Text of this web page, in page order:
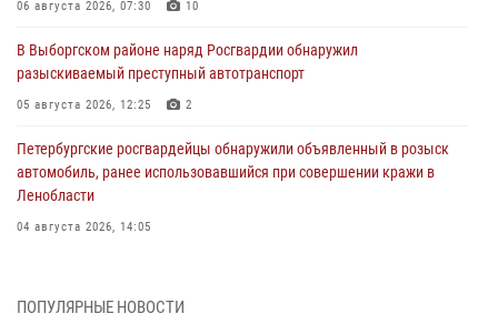
06 августа 2026, 07:30 10
В Выборгском районе наряд Росгвардии обнаружил
разыскиваемый преступный автотранспорт
05 августа 2026, 12:25 2
Петербургские росгвардейцы обнаружили объявленный в розыск
автомобиль, ранее использовавшийся при совершении кражи в
Ленобласти
04 августа 2026, 14:05
также оказали доврачебную помощь пострадавшим
ПОПУЛЯРНЫЕ НОВОСТИ